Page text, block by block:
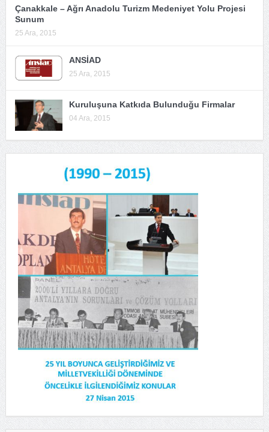
Çanakkale – Ağrı Anadolu Turizm Medeniyet Yolu Projesi
Sunum
25 Ara, 2015
ANSİAD
25 Ara, 2015
Kuruluşuna Katkıda Bulunduğu Firmalar
04 Ara, 2015